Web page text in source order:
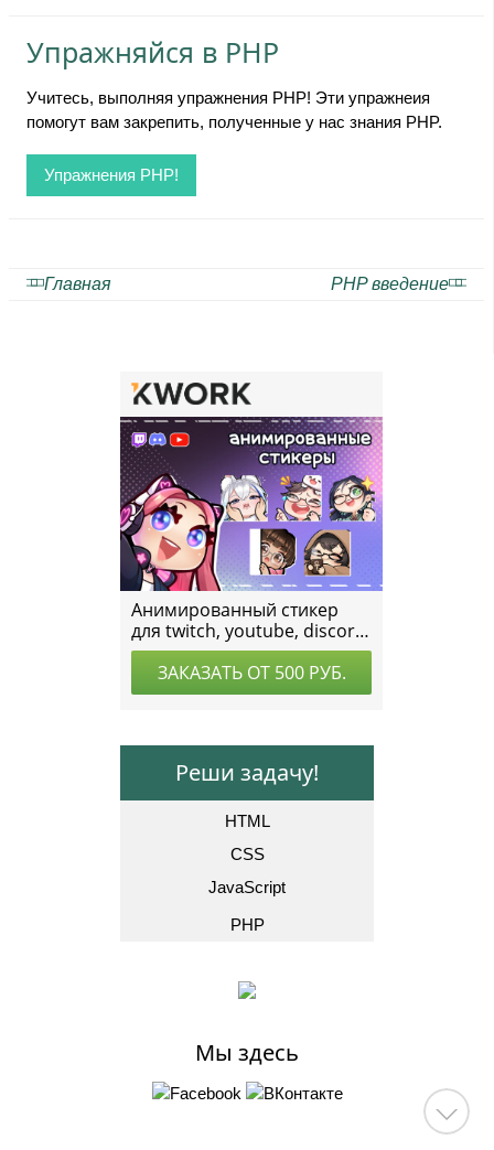
Упражняйся в PHP
Учитесь, выполняя упражнения PHP! Эти упражнеия
помогут вам закрепить, полученные у нас знания PHP.
Упражнения PHP!
Главная PHP введение
Реши задачу!
HTML
CSS
JavaScript
PHP
Мы здесь